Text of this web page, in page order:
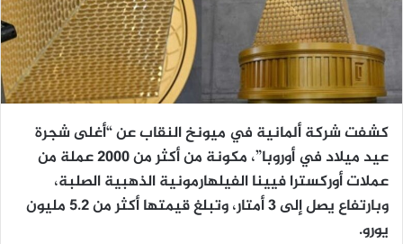
كشفت شركة ألمانية في ميونخ النقاب عن “أغلى شجرة
عيد ميلاد في أوروبا”، مكونة من أكثر من 2000 عملة من
عملات أوركسترا فيينا الفيلهارمونية الذهبية الصلبة،
وبارتفاع يصل إلى 3 أمتار، وتبلغ قيمتها أكثر من 5.2 مليون
يورو.